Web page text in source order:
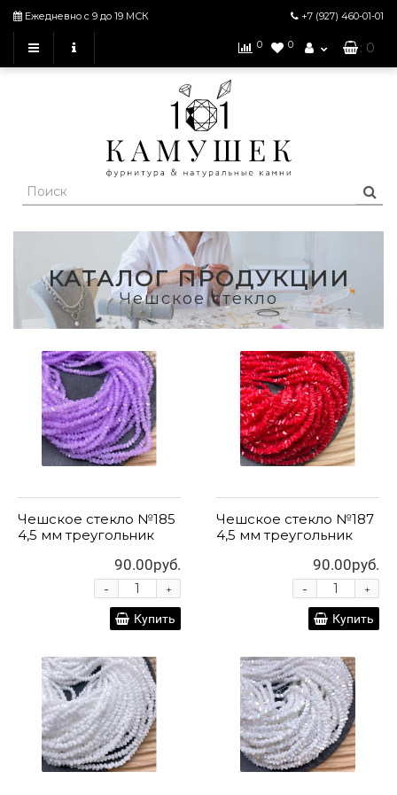
Ежедневно с 9 до 19 МСК +7 (927) 460-01-01
0 0 : 0
КАТАЛОГ ПРОДУКЦИИ
Чешское стекло
Чешское стекло №185
4,5 мм треугольник
90.00руб.
+
-
Купить
Чешское стекло №187
4,5 мм треугольник
90.00руб.
+
-
Купить